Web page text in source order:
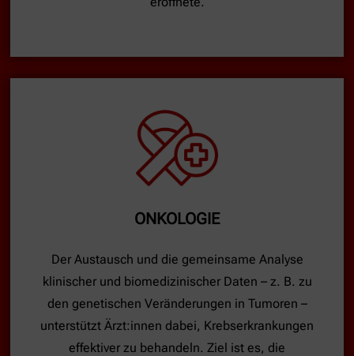
ONKOLOGIE
Der Austausch und die gemeinsame Analyse
klinischer und biomedizinischer Daten – z. B. zu
den genetischen Veränderungen in Tumoren –
unterstützt Ärzt:innen dabei, Krebserkrankungen
effektiver zu behandeln. Ziel ist es, die